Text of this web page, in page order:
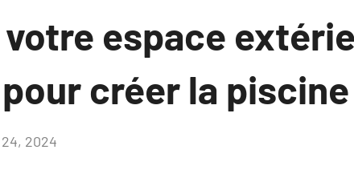
espace
créer la
2024